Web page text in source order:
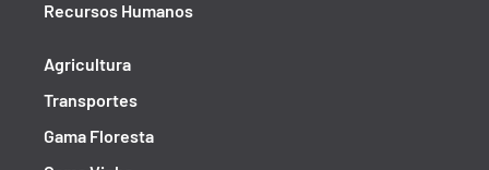
Recursos Humanos
Agricultura
Transportes
Gama Floresta